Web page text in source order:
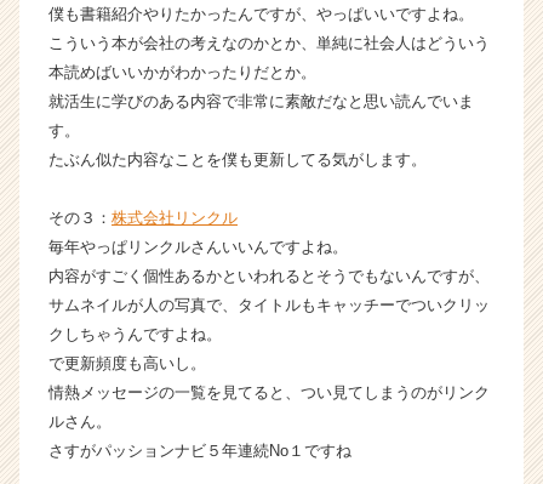
e
r）
僕も書籍紹介やりたかったんですが、やっぱいいですよね。
こういう本が会社の考えなのかとか、単純に社会人はどういう
本読めばいいかがわかったりだとか。
就活生に学びのある内容で非常に素敵だなと思い読んでいま
す。
たぶん似た内容なことを僕も更新してる気がします。
その３： 株式会社リンクル
毎年やっぱリンクルさんいいんですよね。
内容がすごく個性あるかといわれるとそうでもないんですが、
サムネイルが人の写真で、タイトルもキャッチーでついクリッ
クしちゃうんですよね。
で更新頻度も高いし。
情熱メッセージの一覧を見てると、つい見てしまうのがリンク
ルさん。
さすがパッションナビ５年連続No１ですね